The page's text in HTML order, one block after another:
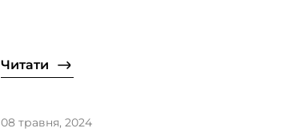
Читати
08 травня, 2024